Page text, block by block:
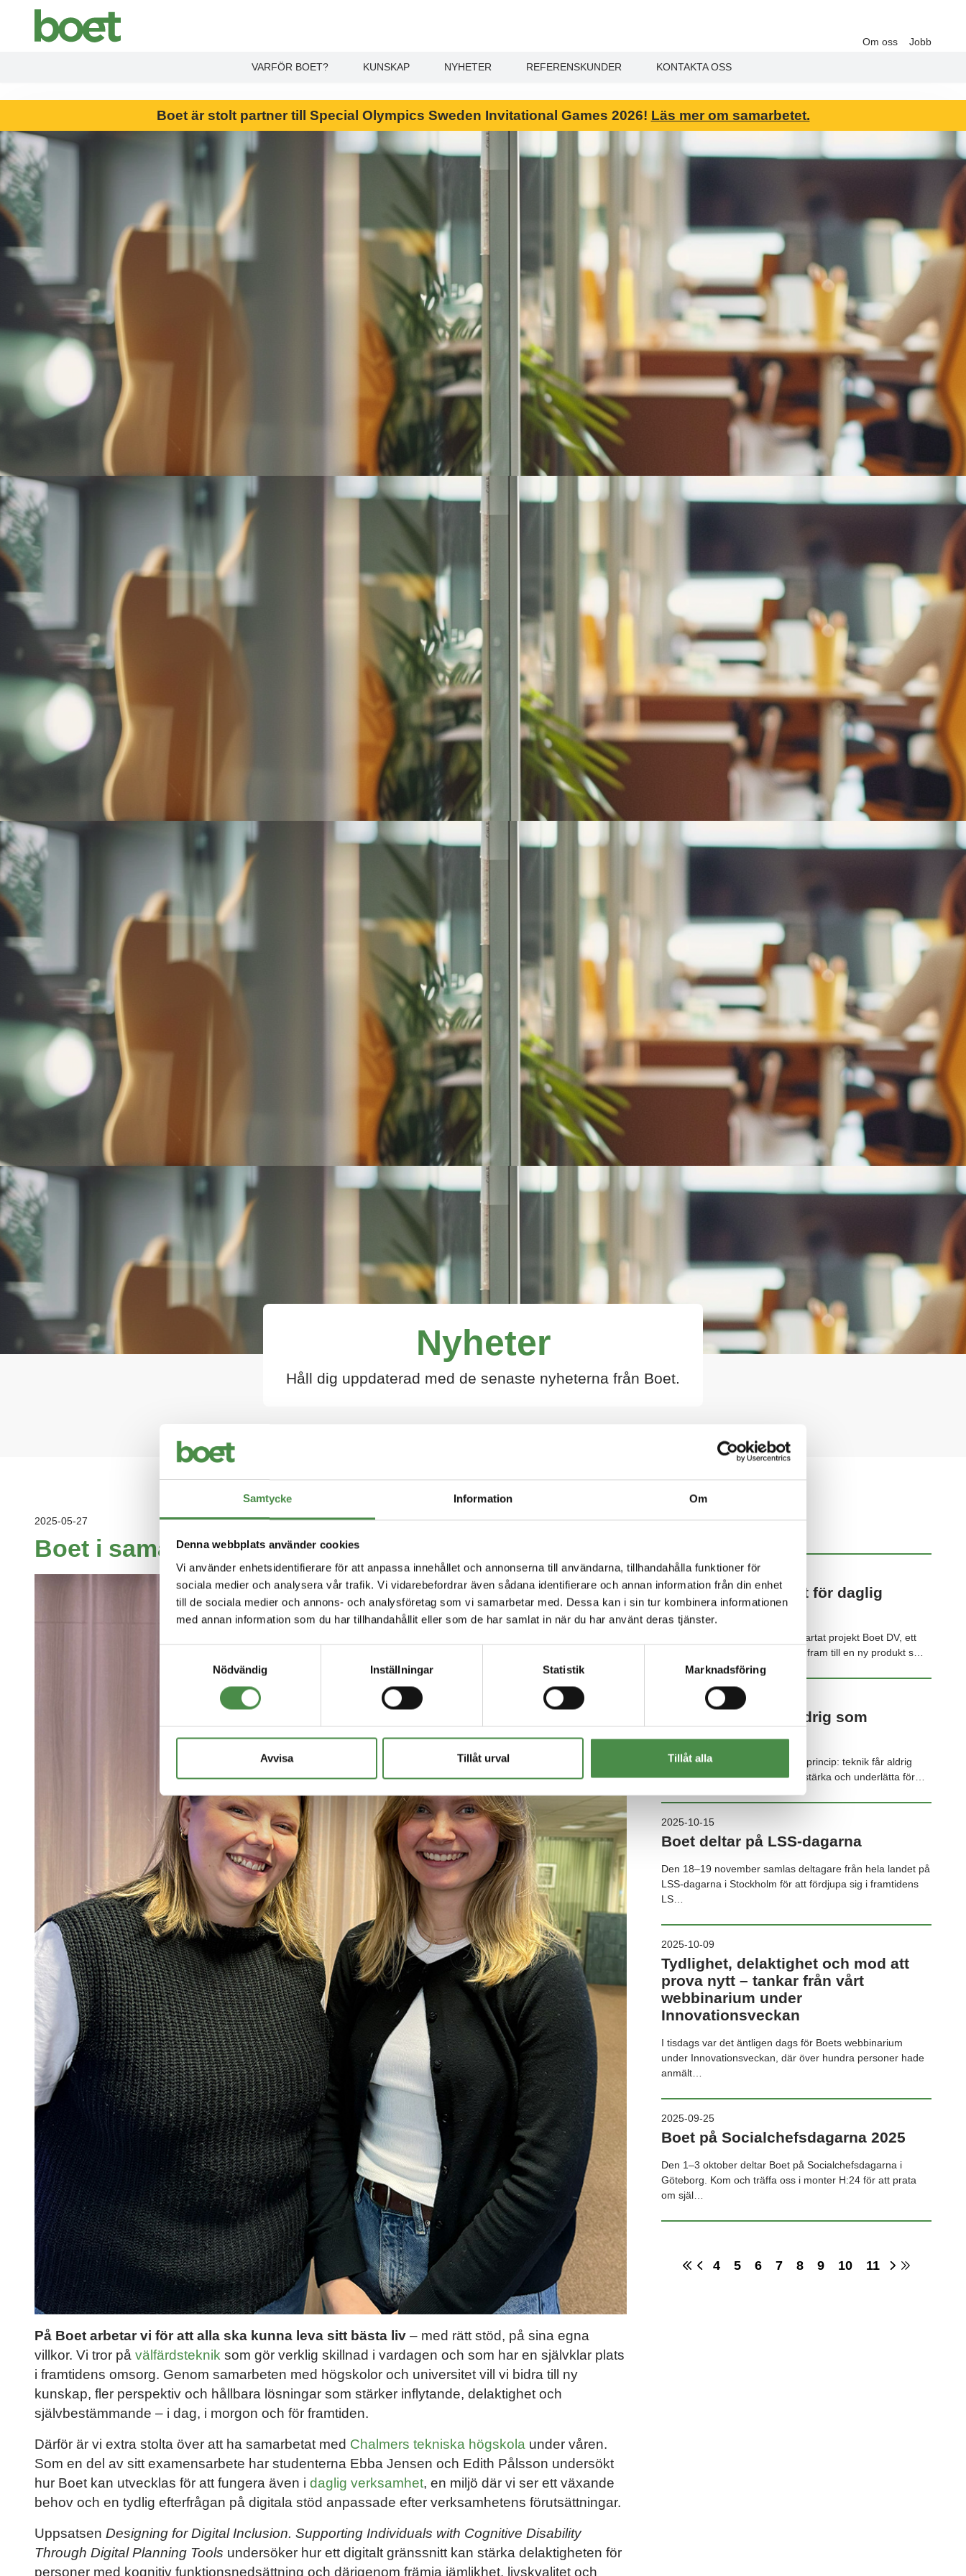
Samtycke Information Om
Denna webbplats använder cookies
Vi använder enhetsidentifierare för att anpassa innehållet och annonserna till användarna, tillhandahålla funktioner för
sociala medier och analysera vår trafik. Vi vidarebefordrar även sådana identifierare och annan information från din enhet
till de sociala medier och annons- och analysföretag som vi samarbetar med. Dessa kan i sin tur kombinera informationen
med annan information som du har tillhandahållit eller som de har samlat in när du har använt deras tjänster.
Nödvändig
Inställningar Statistik Marknadsföring
Avvisa Tillåt urval Tillåt alla
End Product brochure -->
Om oss Jobb
VARFÖR BOET? KUNSKAP NYHETER REFERENSKUNDER KONTAKTA OSS
Boet är stolt partner till Special Olympics Sweden Invitational Games 2026! Läs mer om samarbetet.
Nyheter
Håll dig uppdaterad med de senaste nyheterna från Boet.
2025-05-27
Boet i samarbete med Chalmers tekniska högskola
På Boet arbetar vi för att alla ska kunna leva sitt bästa liv – med rätt stöd, på sina egna
villkor. Vi tror på välfärdsteknik som gör verklig skillnad i vardagen och som har en självklar plats
i framtidens omsorg. Genom samarbeten med högskolor och universitet vill vi bidra till ny
kunskap, fler perspektiv och hållbara lösningar som stärker inflytande, delaktighet och
självbestämmande – i dag, i morgon och för framtiden.
Därför är vi extra stolta över att ha samarbetat med Chalmers tekniska högskola under våren.
Som en del av sitt examensarbete har studenterna Ebba Jensen och Edith Pålsson undersökt
hur Boet kan utvecklas för att fungera även i daglig verksamhet, en miljö där vi ser ett växande
behov och en tydlig efterfrågan på digitala stöd anpassade efter verksamhetens förutsättningar.
Uppsatsen Designing for Digital Inclusion. Supporting Individuals with Cognitive Disability
Through Digital Planning Tools undersöker hur ett digitalt gränssnitt kan stärka delaktigheten för
personer med kognitiv funktionsnedsättning och därigenom främja jämlikhet, livskvalitet och
2025-10-28
Nu utvecklar vi Boet för daglig
verksamhet
Boet tar nästa steg! Vi har nu startat projekt Boet DV, ett
utvecklingsarbete som ska leda fram till en ny produkt s…
2025-10-16
Teknik som stöd, aldrig som
På Boet står vi fast vid en grundprincip: teknik får aldrig
ersätta människan. Den ska förstärka och underlätta för…
2025-10-15
Boet deltar på LSS-dagarna
Den 18–19 november samlas deltagare från hela landet på
LSS-dagarna i Stockholm för att fördjupa sig i framtidens
LS…
2025-10-09
Tydlighet, delaktighet och mod att
prova nytt – tankar från vårt
webbinarium under
Innovationsveckan
I tisdags var det äntligen dags för Boets webbinarium
under Innovationsveckan, där över hundra personer hade
anmält…
2025-09-25
Boet på Socialchefsdagarna 2025
Den 1–3 oktober deltar Boet på Socialchefsdagarna i
Göteborg. Kom och träffa oss i monter H:24 för att prata
om själ…
4 5 6 7 8 9 10 11